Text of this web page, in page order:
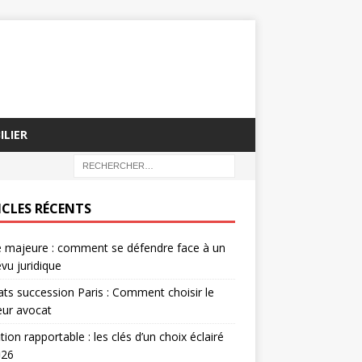
RÉCENTS
majeure : comment se défendre face à un
juridique
succession Paris : Comment choisir le
avocat
rapportable : les clés d’un choix éclairé